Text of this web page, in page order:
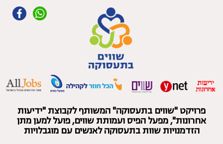
פרויקט "שווים בתעסוקה" המשותף לקבוצת "ידיעות
אחרונות", מפעל הפיס ועמותת שווים, פועל למען מתן
הזדמנויות שוות בתעסוקה לאנשים עם מוגבלויות